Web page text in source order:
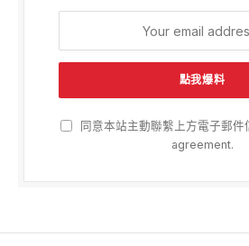
同意本站主動聯繫上方電子郵件
agreement.